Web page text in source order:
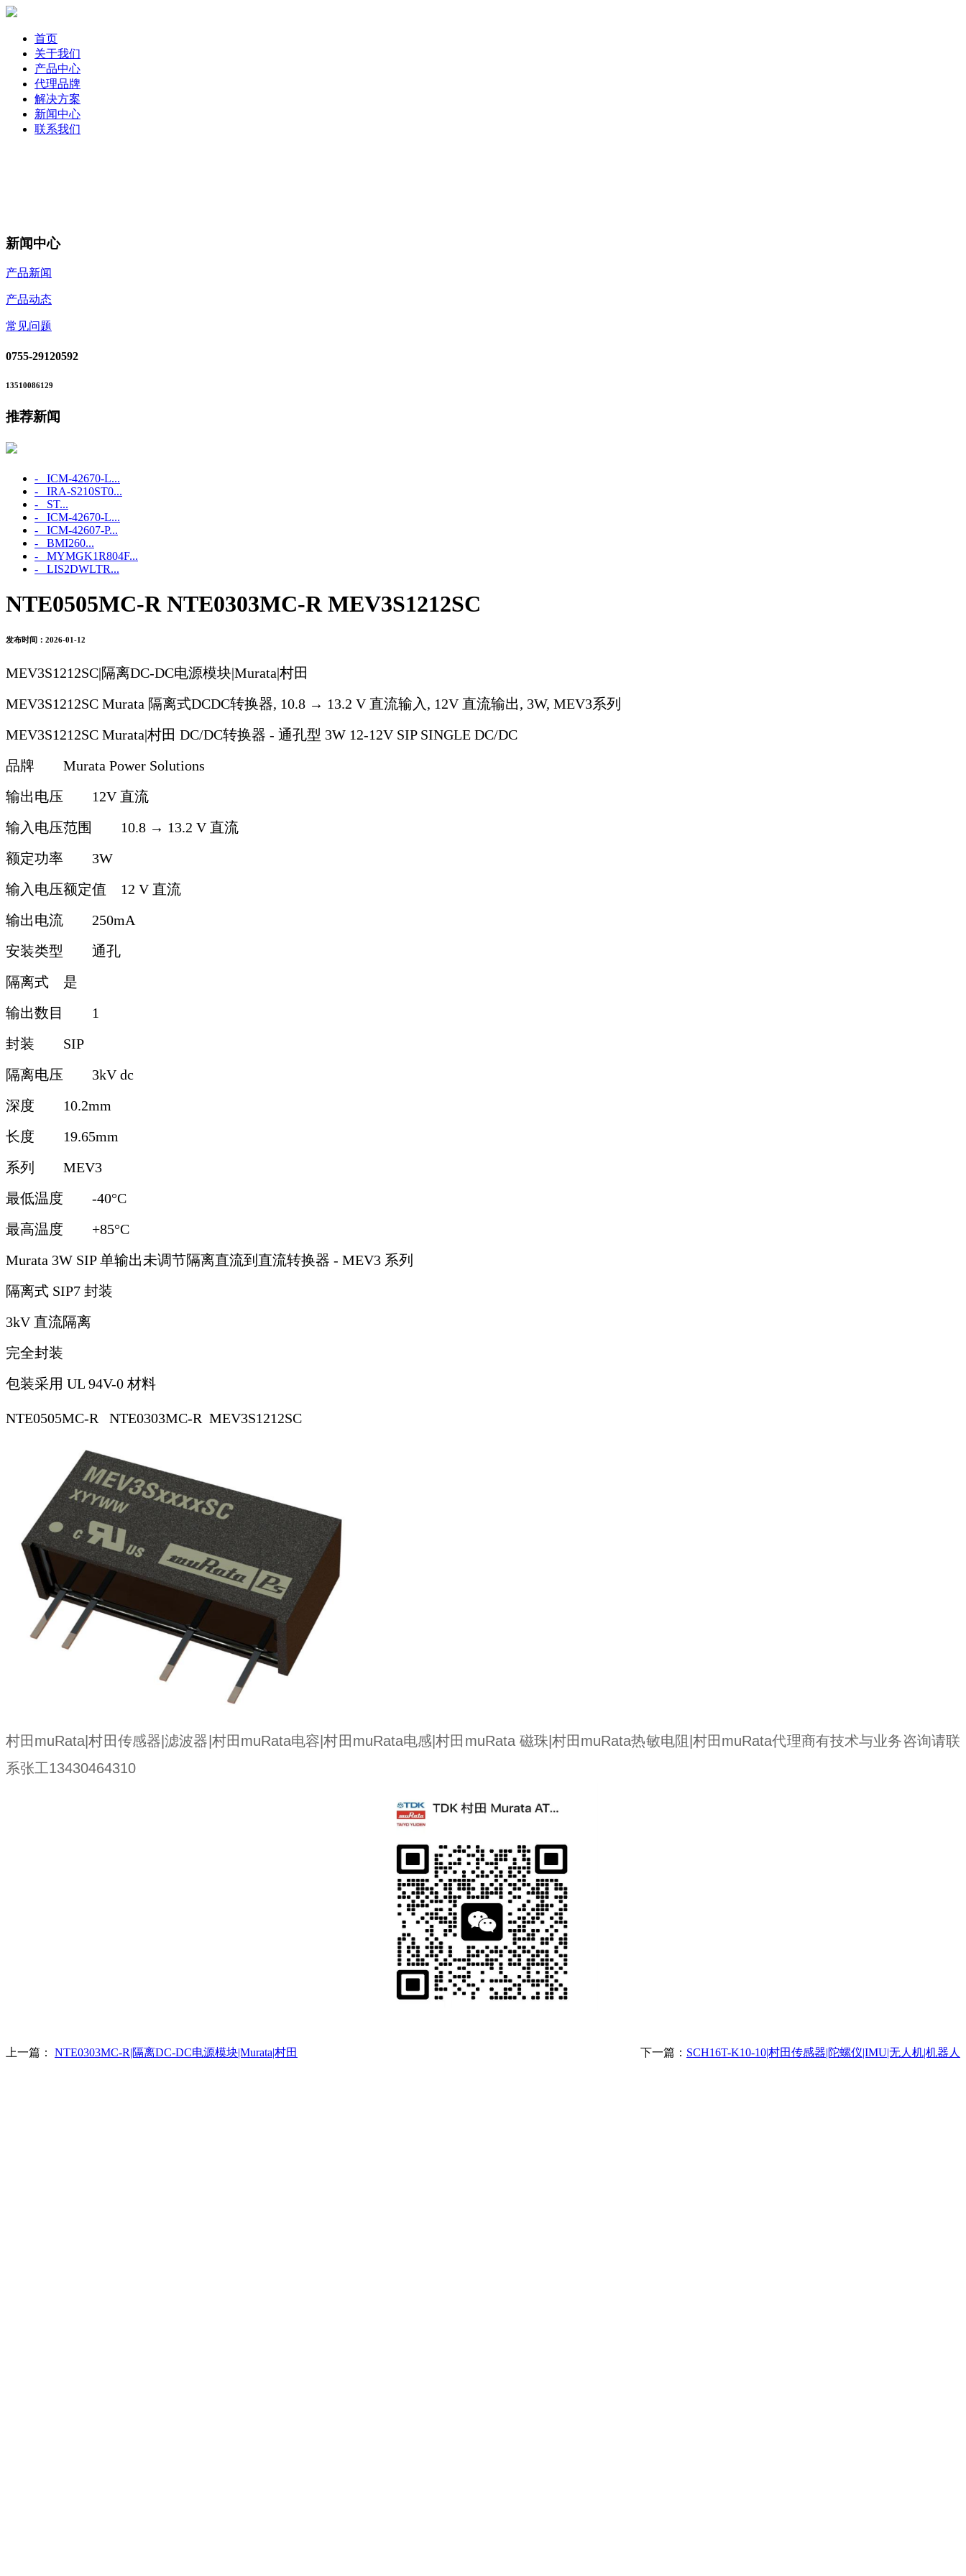
首页
关于我们
产品中心
代理品牌
解决方案
新闻中心
联系我们
新闻中心
产品新闻
产品动态
常见问题
0755-29120592
13510086129
推荐新闻
- ICM‑42670‑L...
- IRA-S210ST0...
- ST...
- ICM‑42670‑L...
- ICM‑42607‑P...
- BMI260...
- MYMGK1R804F...
- LIS2DWLTR...
NTE0505MC-R NTE0303MC-R MEV3S1212SC
发布时间：2026-01-12
MEV3S1212SC|隔离DC-DC电源模块|Murata|村田
MEV3S1212SC Murata 隔离式DCDC转换器, 10.8 → 13.2 V 直流输入, 12V 直流输出, 3W, MEV3系列
MEV3S1212SC Murata|村田 DC/DC转换器 - 通孔型 3W 12-12V SIP SINGLE DC/DC
品牌
Murata Power Solutions
输出电压
12V 直流
输入电压范围
10.8 → 13.2 V 直流
额定功率
3W
输入电压额定值
12 V 直流
输出电流
250mA
安装类型
通孔
隔离式
是
输出数目
1
封装
SIP
隔离电压
3kV dc
深度
10.2mm
长度
19.65mm
系列
MEV3
最低温度
-40°C
最高温度
+85°C
Murata 3W SIP 单输出未调节隔离直流到直流转换器 - MEV3 系列
隔离式 SIP7 封装
3kV 直流隔离
完全封装
包装采用 UL 94V-0 材料
NTE0505MC-R NTE0303MC-R MEV3S1212SC
村田muRata|村田传感器|滤波器|村田muRata电容|村田muRata电感|村田muRata 磁珠|村田muRata热敏电阻|村田muRata代理商有技术与业务咨询请联
系张工13430464310
上一篇： NTE0303MC-R|隔离DC-DC电源模块|Murata|村田 下一篇： SCH16T-K10-10|村田传感器|陀螺仪|IMU|无人机|机器人